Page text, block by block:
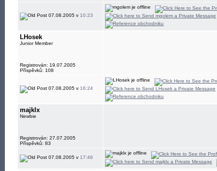
07.08.2005 v 10:23
LHosek
Junior Member
Registrován: 19.07.2005
Příspěvků: 108
07.08.2005 v 16:24
majklx
Newbie
Registrován: 27.07.2005
Příspěvků: 83
07.08.2005 v 17:46